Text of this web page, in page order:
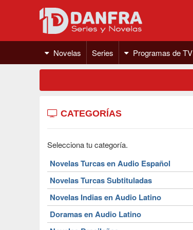
Novelas Series Programas de TV
CATEGORÍAS
Selecciona tu categoría.
Novelas Turcas en Audio Español
Novelas Turcas Subtituladas
Novelas Indias en Audio Latino
Doramas en Audio Latino